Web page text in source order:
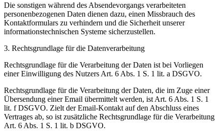
Die sonstigen während des Absendevorgangs verarbeiteten
personenbezogenen Daten dienen dazu, einen Missbrauch des
Kontaktformulars zu verhindern und die Sicherheit unserer
informationstechnischen Systeme sicherzustellen.
3. Rechtsgrundlage für die Datenverarbeitung
Rechtsgrundlage für die Verarbeitung der Daten ist bei Vorliegen
einer Einwilligung des Nutzers Art. 6 Abs. 1 S. 1 lit. a DSGVO.
Rechtsgrundlage für die Verarbeitung der Daten, die im Zuge einer
Übersendung einer Email übermittelt werden, ist Art. 6 Abs. 1 S. 1
lit. f DSGVO. Zielt der Email-Kontakt auf den Abschluss eines
Vertrages ab, so ist zusätzliche Rechtsgrundlage für die Verarbeitung
Art. 6 Abs. 1 S. 1 lit. b DSGVO.